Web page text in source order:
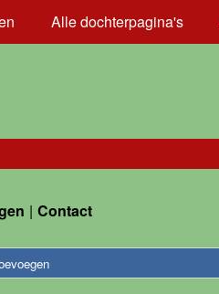
Alle dochterpagina's
Contact